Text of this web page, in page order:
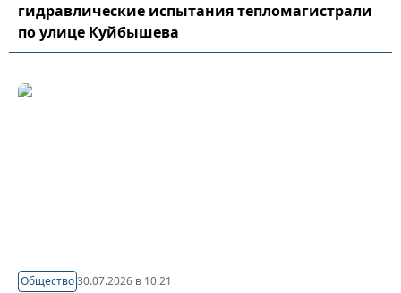
гидравлические испытания тепломагистрали
по улице Куйбышева
Общество30.07.2026 в 10:21